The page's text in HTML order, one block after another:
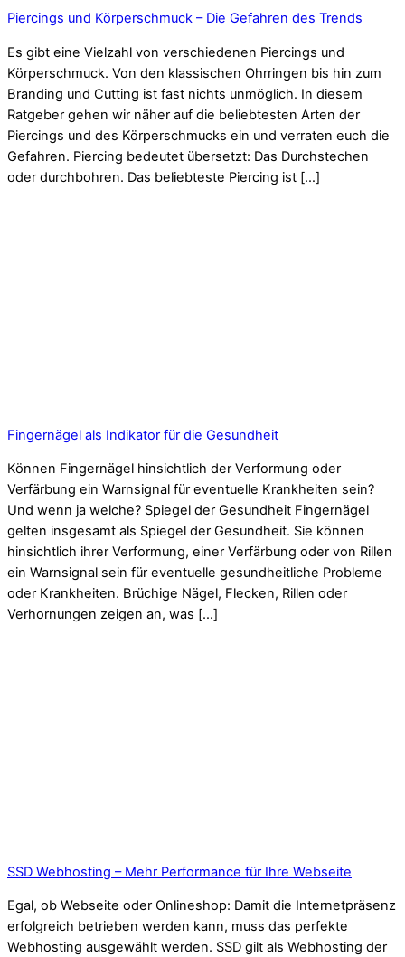
Piercings und Körperschmuck – Die Gefahren des Trends
Es gibt eine Vielzahl von verschiedenen Piercings und
Körperschmuck. Von den klassischen Ohrringen bis hin zum
Branding und Cutting ist fast nichts unmöglich. In diesem
Ratgeber gehen wir näher auf die beliebtesten Arten der
Piercings und des Körperschmucks ein und verraten euch die
Gefahren. Piercing bedeutet übersetzt: Das Durchstechen
oder durchbohren. Das beliebteste Piercing ist […]
Fingernägel als Indikator für die Gesundheit
Können Fingernägel hinsichtlich der Verformung oder
Verfärbung ein Warnsignal für eventuelle Krankheiten sein?
Und wenn ja welche? Spiegel der Gesundheit Fingernägel
gelten insgesamt als Spiegel der Gesundheit. Sie können
hinsichtlich ihrer Verformung, einer Verfärbung oder von Rillen
ein Warnsignal sein für eventuelle gesundheitliche Probleme
oder Krankheiten. Brüchige Nägel, Flecken, Rillen oder
Verhornungen zeigen an, was […]
SSD Webhosting – Mehr Performance für Ihre Webseite
Egal, ob Webseite oder Onlineshop: Damit die Internetpräsenz
erfolgreich betrieben werden kann, muss das perfekte
Webhosting ausgewählt werden. SSD gilt als Webhosting der